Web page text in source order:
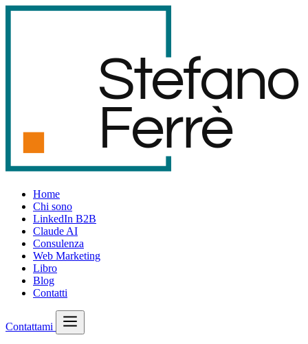
Stefano
Ferrè
Home
Chi sono
LinkedIn B2B
Claude AI
Consulenza
Web Marketing
Libro
Blog
Contatti
Contattami